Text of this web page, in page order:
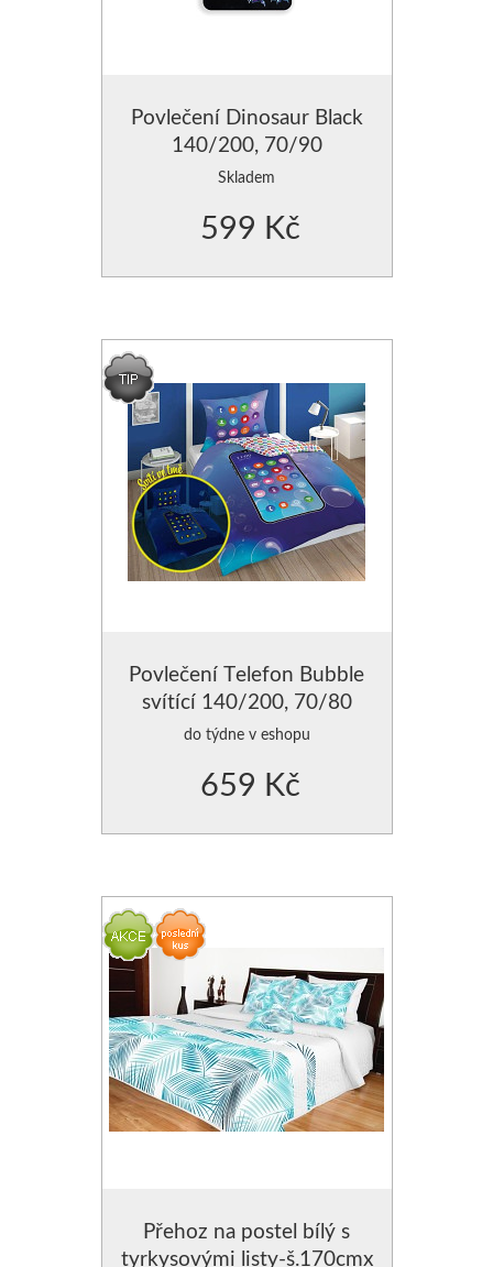
Povlečení Dinosaur Black
140/200, 70/90
Skladem
599 Kč
Povlečení Telefon Bubble
svítící 140/200, 70/80
do týdne v eshopu
659 Kč
Přehoz na postel bílý s
tyrkysovými listy-š.170cmx